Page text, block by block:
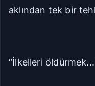
aklından tek bir
“İlkelleri